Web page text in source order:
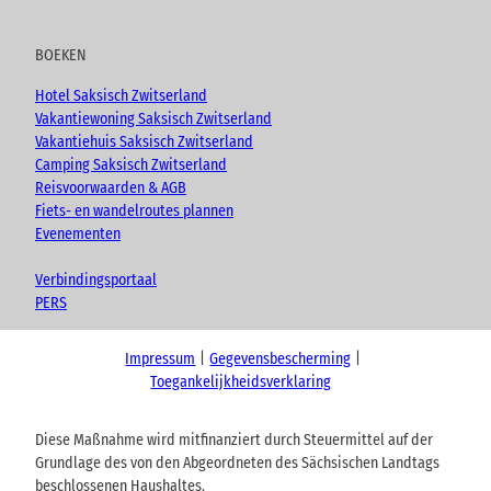
BOEKEN
Hotel Saksisch Zwitserland
Vakantiewoning Saksisch Zwitserland
Vakantiehuis Saksisch Zwitserland
Camping Saksisch Zwitserland
Reisvoorwaarden & AGB
Fiets- en wandelroutes plannen
Evenementen
Verbindingsportaal
PERS
Impressum
Gegevensbescherming
Toegankelijkheidsverklaring
Diese Maßnahme wird mitfinanziert durch Steuermittel auf der
Grundlage des von den Abgeordneten des Sächsischen Landtags
beschlossenen Haushaltes.